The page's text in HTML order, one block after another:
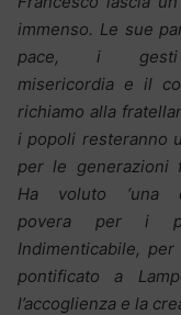
immenso. Le sue
pace, i
misericordia e il
richiamo alla
i popoli resteranno
per le generazioni
Ha voluto ‘una
povera per i
Indimenticabile,
pontificato a
l’accoglienza e la